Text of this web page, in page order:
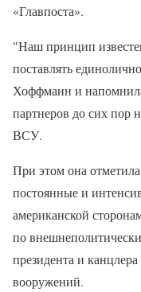
«Главпоста».
"Наш принцип
поставлять
Хоффманн и
партнеров до сих пор
ВСУ.
При этом она
постоянные и
американской
по
президента и
вооружений.